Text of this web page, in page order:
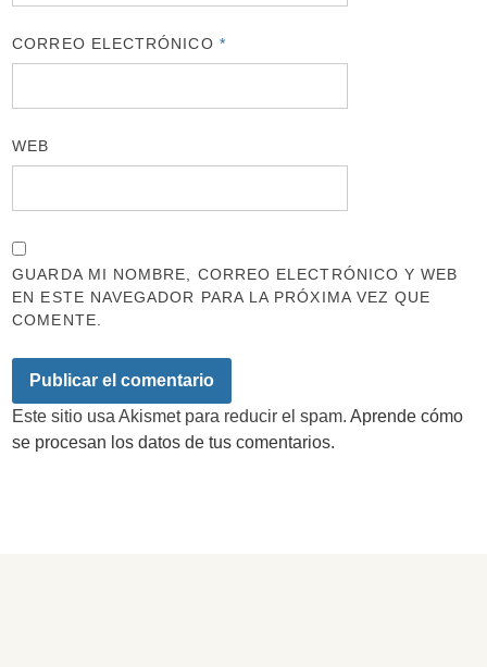
CORREO ELECTRÓNICO *
WEB
GUARDA MI NOMBRE, CORREO ELECTRÓNICO Y WEB
EN ESTE NAVEGADOR PARA LA PRÓXIMA VEZ QUE
COMENTE.
Este sitio usa Akismet para reducir el spam.Aprende cómo
se procesan los datos de tus comentarios.